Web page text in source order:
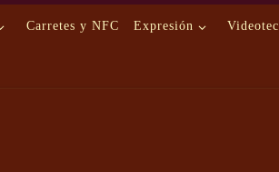
Carretes y NFC Expresión